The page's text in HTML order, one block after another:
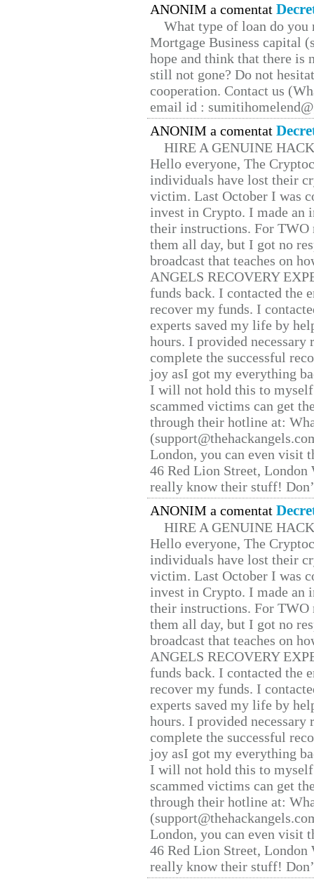
ANONIM a comentat
What type of loan do you
Mortgage Business capital
hope and think that there is
still not gone? Do not
cooperation. Contact us
email id :
ANONIM a comentat
HIRE A GENUINE
Hello everyone, The
individuals have lost their
victim. Last October I was
invest in Crypto. I made
their instructions. For TWO
them all day, but I got no
broadcast that teaches on
ANGELS RECOVERY
funds back. I contacted the
recover my funds. I
experts saved my life by
hours. I provided
complete the successful
joy asI got my everything
I will not hold this to
scammed victims can get
through their hotline at:
London, you can even visit
46 Red Lion Street, London
really know their stuff!
ANONIM a comentat
HIRE A GENUINE
Hello everyone, The
individuals have lost their
victim. Last October I was
invest in Crypto. I made
their instructions. For TWO
them all day, but I got no
broadcast that teaches on
ANGELS RECOVERY
funds back. I contacted the
recover my funds. I
experts saved my life by
hours. I provided
complete the successful
joy asI got my everything
I will not hold this to
scammed victims can get
through their hotline at:
London, you can even visit
46 Red Lion Street, London
really know their stuff!